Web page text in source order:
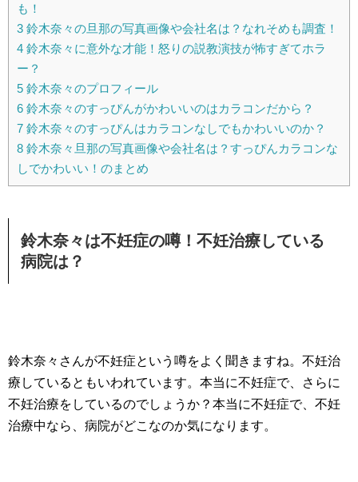
も！
3 鈴木奈々の旦那の写真画像や会社名は？なれそめも調査！
4 鈴木奈々に意外な才能！怒りの説教演技が怖すぎてホラ
ー？
5 鈴木奈々のプロフィール
6 鈴木奈々のすっぴんがかわいいのはカラコンだから？
7 鈴木奈々のすっぴんはカラコンなしでもかわいいのか？
8 鈴木奈々旦那の写真画像や会社名は？すっぴんカラコンな
しでかわいい！のまとめ
鈴木奈々は不妊症の噂！不妊治療している
病院は？
鈴木奈々さんが不妊症という噂をよく聞きますね。不妊治
療しているともいわれています。本当に不妊症で、さらに
不妊治療をしているのでしょうか？本当に不妊症で、不妊
治療中なら、病院がどこなのか気になります。